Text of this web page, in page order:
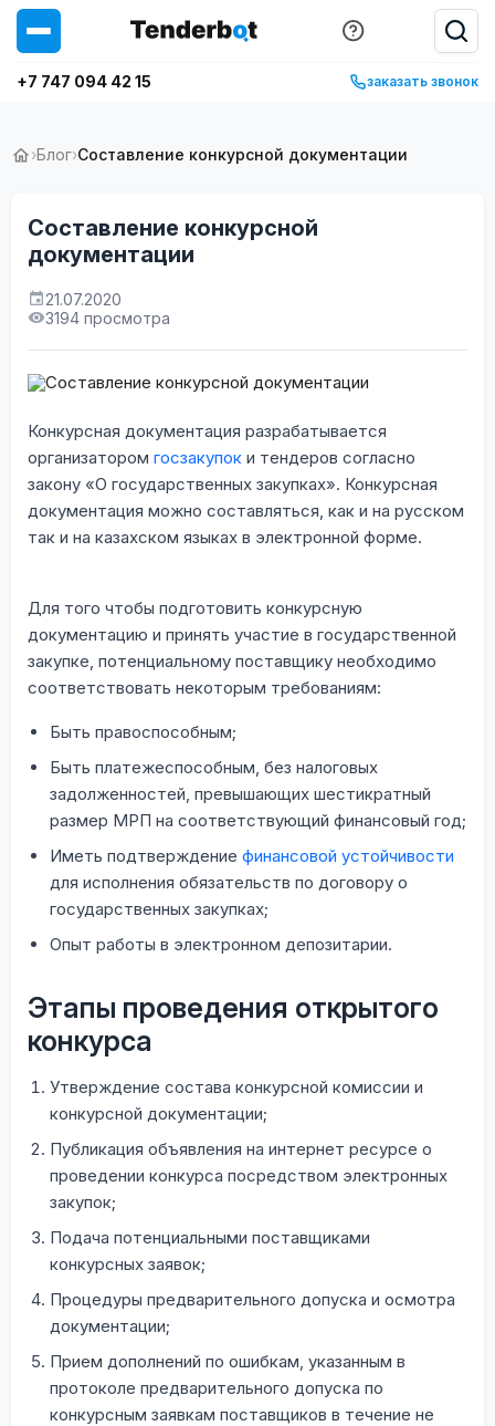
+7 747 094 42 15 заказать звонок
›Блог›Составление конкурсной документации
Составление конкурсной
документации
21.07.2020
3194 просмотра
Конкурсная документация разрабатывается
организатором госзакупок и тендеров согласно
закону «О государственных закупках». Конкурсная
документация можно составляться, как и на русском
так и на казахском языках в электронной форме.
Для того чтобы подготовить конкурсную
документацию и принять участие в государственной
закупке, потенциальному поставщику необходимо
соответствовать некоторым требованиям:
Быть правоспособным;
Быть платежеспособным, без налоговых
задолженностей, превышающих шестикратный
размер МРП на соответствующий финансовый год;
Иметь подтверждение финансовой устойчивости
для исполнения обязательств по договору о
государственных закупках;
Опыт работы в электронном депозитарии.
Этапы проведения открытого
конкурса
Утверждение состава конкурсной комиссии и
конкурсной документации;
Публикация объявления на интернет ресурсе о
проведении конкурса посредством электронных
закупок;
Подача потенциальными поставщиками
конкурсных заявок;
Процедуры предварительного допуска и осмотра
документации;
Прием дополнений по ошибкам, указанным в
протоколе предварительного допуска по
конкурсным заявкам поставщиков в течение не